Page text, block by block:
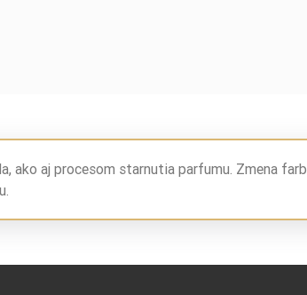
ako aj procesom starnutia parfumu. Zmena